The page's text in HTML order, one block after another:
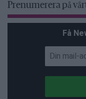
Prenumerera på
Få